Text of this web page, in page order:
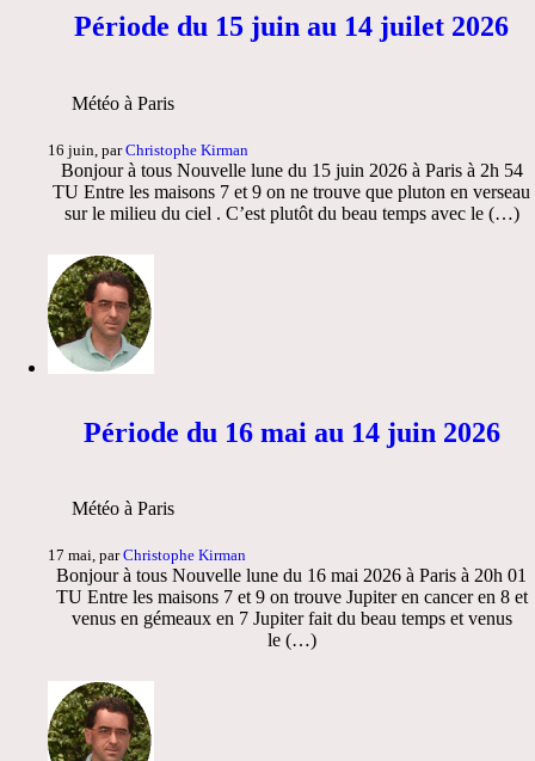
Période du 15 juin au 14 juilet 2026
Météo à Paris
16 juin, parChristophe Kirman
Bonjour à tous Nouvelle lune du 15 juin 2026 à Paris à 2h 54
TU Entre les maisons 7 et 9 on ne trouve que pluton en verseau
sur le milieu du ciel . C’est plutôt du beau temps avec le (…)
Période du 16 mai au 14 juin 2026
Météo à Paris
17 mai, parChristophe Kirman
Bonjour à tous Nouvelle lune du 16 mai 2026 à Paris à 20h 01
TU Entre les maisons 7 et 9 on trouve Jupiter en cancer en 8 et
venus en gémeaux en 7 Jupiter fait du beau temps et venus
le (…)